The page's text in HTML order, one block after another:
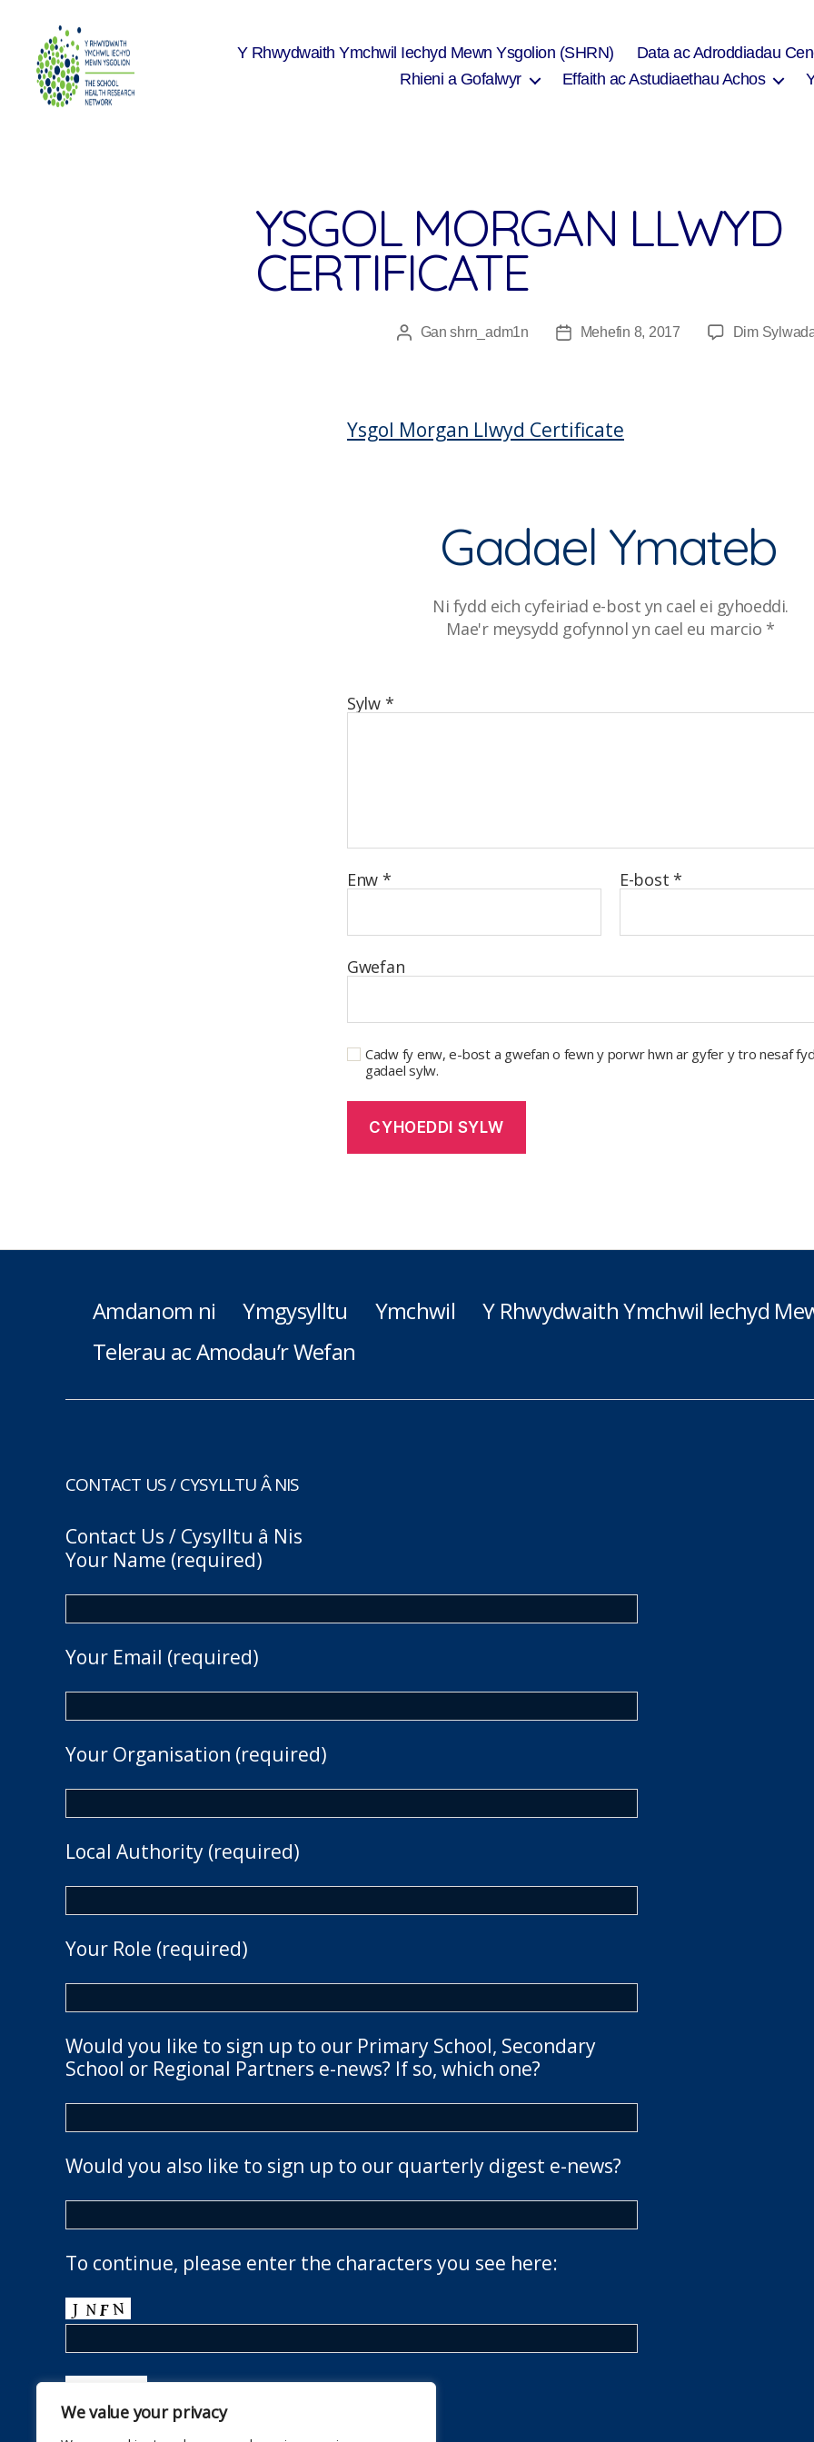
We value your privacy
Y Rhwydwaith Ymchwil Iechyd Mewn Ysgolion (SHRN) Data ac Adroddiadau
Rhieni a Gofalwyr
Effaith ac Astudiaethau Achos
YSGOL MORGAN LLWYD
CERTIFICATE
Awdur
Ganshrn_adm1n
Dyddiad
Mehefin 8, 2017 Dim
Ysgol Morgan Llwyd Certificate
Gadael Ymateb
Ni fydd eich cyfeiriad e-bost yn cael ei gyhoeddi.
Mae'r meysydd gofynnol yn cael eu marcio *
Sylw *
Enw * E-bost*
Gwefan
Cadw fy enw, e-bost a gwefan o fewn y porwr hwn ar gyfer y tro nesaf
gadael sylw.
Amdanom ni Ymgysylltu Ymchwil
Y Rhwydwaith Ymchwil Iechyd
Telerau ac Amodau’r Wefan
CONTACT US / CYSYLLTU Â NIS
Contact Us / Cysylltu â Nis
Your Name (required)
Your Email (required)
Your Organisation (required)
Local Authority (required)
Your Role (required)
Would you like to sign up to our Primary School, Secondary
School or Regional Partners e-news? If so, which one?
Would you also like to sign up to our quarterly digest e-news?
To continue, please enter the characters you see here: